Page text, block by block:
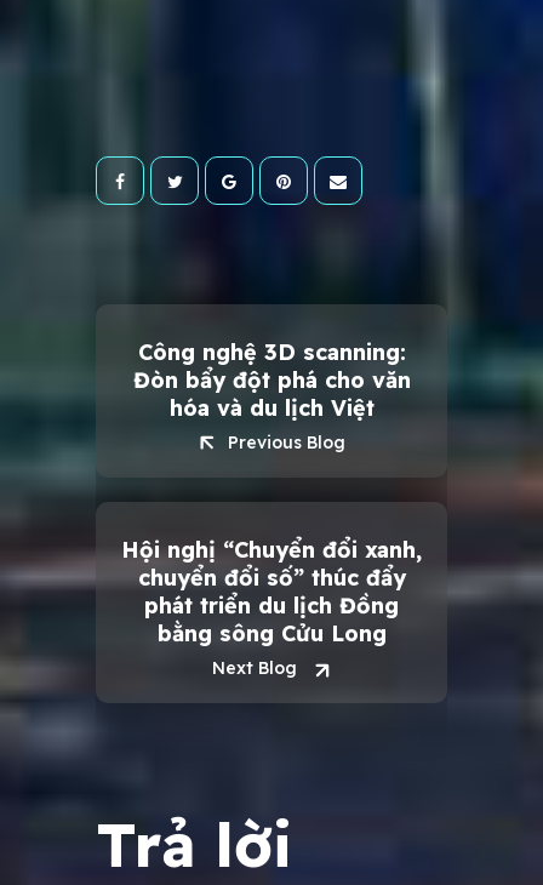
Công nghệ 3D scanning:
Đòn bẩy đột phá cho văn
hóa và du lịch Việt
Previous Blog
Hội nghị “Chuyển đổi xanh,
chuyển đổi số” thúc đẩy
phát triển du lịch Đồng
bằng sông Cửu Long
Next Blog
Trả lời